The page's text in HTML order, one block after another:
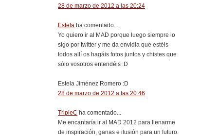
28 de marzo de 2012 a las 20:24
Estela ha comentado...
Yo quiero ir al MAD porque luego siempre lo
sigo por twitter y me da envidia que estéis
todos allí os hagáis fotos juntos y chistes que
sólo vosotros entendéis :D
Estela Jiménez Romero :D
28 de marzo de 2012 a las 20:46
TripleC ha comentado...
Me encantaría ir al MAD 2012 para llenarme
de inspiración, ganas e ilusión para un futuro.